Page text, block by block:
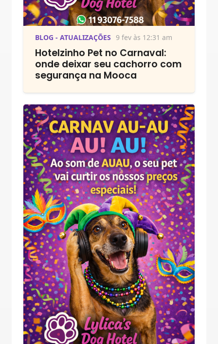
BLOG - ATUALIZAÇÕES 9 fev às 12:31 am
Hotelzinho Pet no Carnaval:
onde deixar seu cachorro com
segurança na Mooca